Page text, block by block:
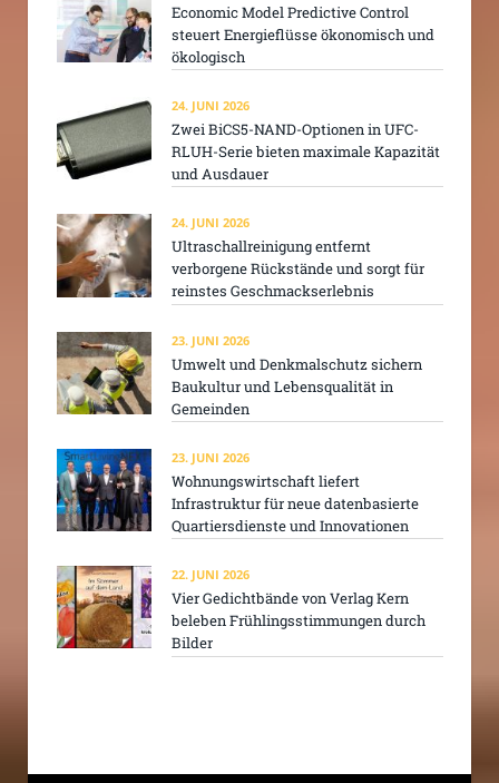
Economic Model Predictive Control
steuert Energieflüsse ökonomisch und
ökologisch
24. JUNI 2026
Zwei BiCS5-NAND-Optionen in UFC-
RLUH-Serie bieten maximale Kapazität
und Ausdauer
24. JUNI 2026
Ultraschallreinigung entfernt
verborgene Rückstände und sorgt für
reinstes Geschmackserlebnis
23. JUNI 2026
Umwelt und Denkmalschutz sichern
Baukultur und Lebensqualität in
Gemeinden
23. JUNI 2026
Wohnungswirtschaft liefert
Infrastruktur für neue datenbasierte
Quartiersdienste und Innovationen
22. JUNI 2026
Vier Gedichtbände von Verlag Kern
beleben Frühlingsstimmungen durch
Bilder